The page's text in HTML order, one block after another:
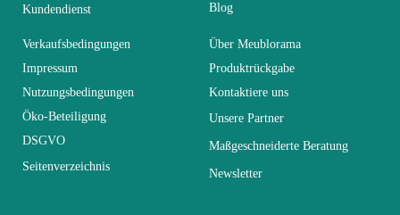
Lieferzeiten (Anz.
Tage)
0
Abmessungen 130x110x30
Elektrisch Nicht elektrisch
Kundendienst
Blog
Verkaufsbedingungen
Impressum
Nutzungsbedingungen
Öko-Beteiligung
DSGVO
Seitenverzeichnis
Über Meublorama
Produktrückgabe
Kontaktiere uns
Unsere Partner
Maßgeschneiderte Beratung
Newsletter